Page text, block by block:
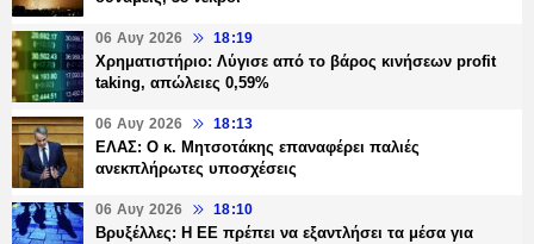
06 Αυγ 2026 18:19
Χρηματιστήριο: Λύγισε από το βάρος κινήσεων profit
taking, απώλειες 0,59%
06 Αυγ 2026 18:13
ΕΛΑΣ: Ο κ. Μητσοτάκης επαναφέρει παλιές
ανεκπλήρωτες υποσχέσεις
06 Αυγ 2026 18:10
Βρυξέλλες: Η ΕΕ πρέπει να εξαντλήσει τα μέσα για